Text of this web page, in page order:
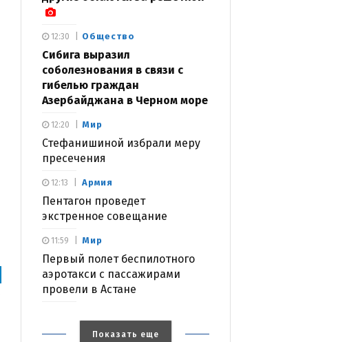
Общество
Сибига выразил
соболезнования в связи с
гибелью граждан
Азербайджана в Черном море
12:30
Мир
Стефанишиной избрали меру
пресечения
12:20
Армия
Пентагон проведет
экстренное совещание
12:13
Мир
Первый полет беспилотного
аэротакси с пассажирами
провели в Астане
11:59
Показать еще